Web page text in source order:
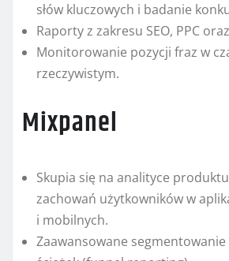
słów kluczowych i badanie
Raporty z zakresu SEO, PPC
Monitorowanie pozycji fraz w
rzeczywistym.
Mixpanel
Skupia się na analityce
zachowań użytkowników w
i mobilnych.
Zaawansowane